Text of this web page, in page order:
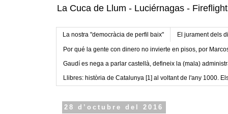
La Cuca de Llum - Luciérnagas -
La nostra "democràcia de perfil baix" El jurament dels
Por qué la gente con dinero no invierte en pisos, por
Gaudí es nega a parlar castellà, defineix la (mala)
Llibres: història de Catalunya [1] al voltant de l'any 1000.
28 d’octubre del 2016